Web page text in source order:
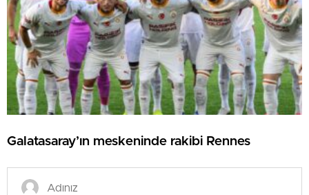
Galatasaray’ın meskeninde rakibi Rennes